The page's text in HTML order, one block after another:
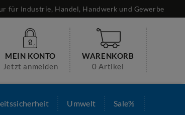
für Industrie, Handel, Handwerk und Gewerbe
MEIN KONTO
Jetzt anmelden
WARENKORB
0 Artikel
Umwelt Sale%